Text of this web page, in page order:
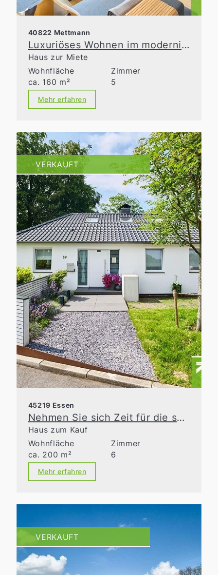
40822 Mettmann
Luxuriöses Wohnen im modernisierten Altbau
Haus zur Miete
Wohnfläche
ca. 160 m²
Zimmer
5
Mehr erfahren
VERKAUFT
45219 Essen
Nehmen Sie sich Zeit für die schönen Dinge des Lebens
Haus zum Kauf
Wohnfläche
ca. 200 m²
Zimmer
6
Mehr erfahren
VERKAUFT